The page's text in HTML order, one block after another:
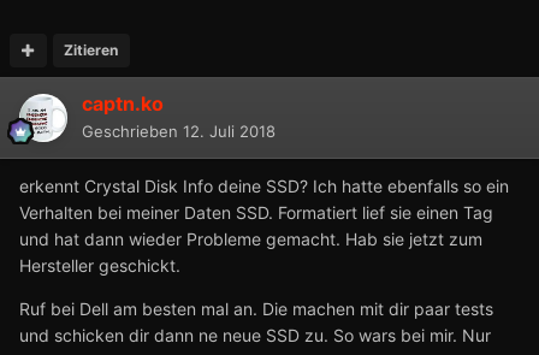
Zitieren
captn.ko
Geschrieben 12. Juli 2018
erkennt Crystal Disk Info deine SSD? Ich hatte ebenfalls so ein
Verhalten bei meiner Daten SSD. Formatiert lief sie einen Tag
und hat dann wieder Probleme gemacht. Hab sie jetzt zum
Hersteller geschickt.
Ruf bei Dell am besten mal an. Die machen mit dir paar tests
und schicken dir dann ne neue SSD zu. So wars bei mir. Nur